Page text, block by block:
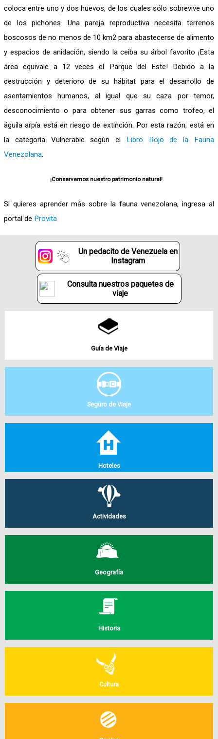
coloca entre uno y dos huevos, de los cuales sólo sobrevive uno
de los pichones. Una pareja reproductiva necesita terrenos
boscosos de no menos de 10 km2 para abastecerse de alimento
y espacios de anidación, siendo la ceiba su árbol favorito ¡Esta
área equivale a 12 veces el Parque del Este! Debido a la
destrucción y deterioro de su hábitat para el desarrollo de
asentamientos humanos, al igual que su caza por temor,
desconocimiento o para obtener sus garras como trofeo, el
águila arpía está en riesgo de extinción. Por esta razón, está en
la categoría Vulnerable según el Libro Rojo de la Fauna
Venezolana.
¡Conservemos nuestro patrimonio natural!
Si quieres aprender más sobre la fauna venezolana, ingresa al
portal de Provita
Un pedacito de Venezuela en
Instagram
Consulta nuestros paquetes de
viaje
Guía de Viaje
Seguro de Viaje
Hoteles
Actividades
Geografía
Historia
Cultura